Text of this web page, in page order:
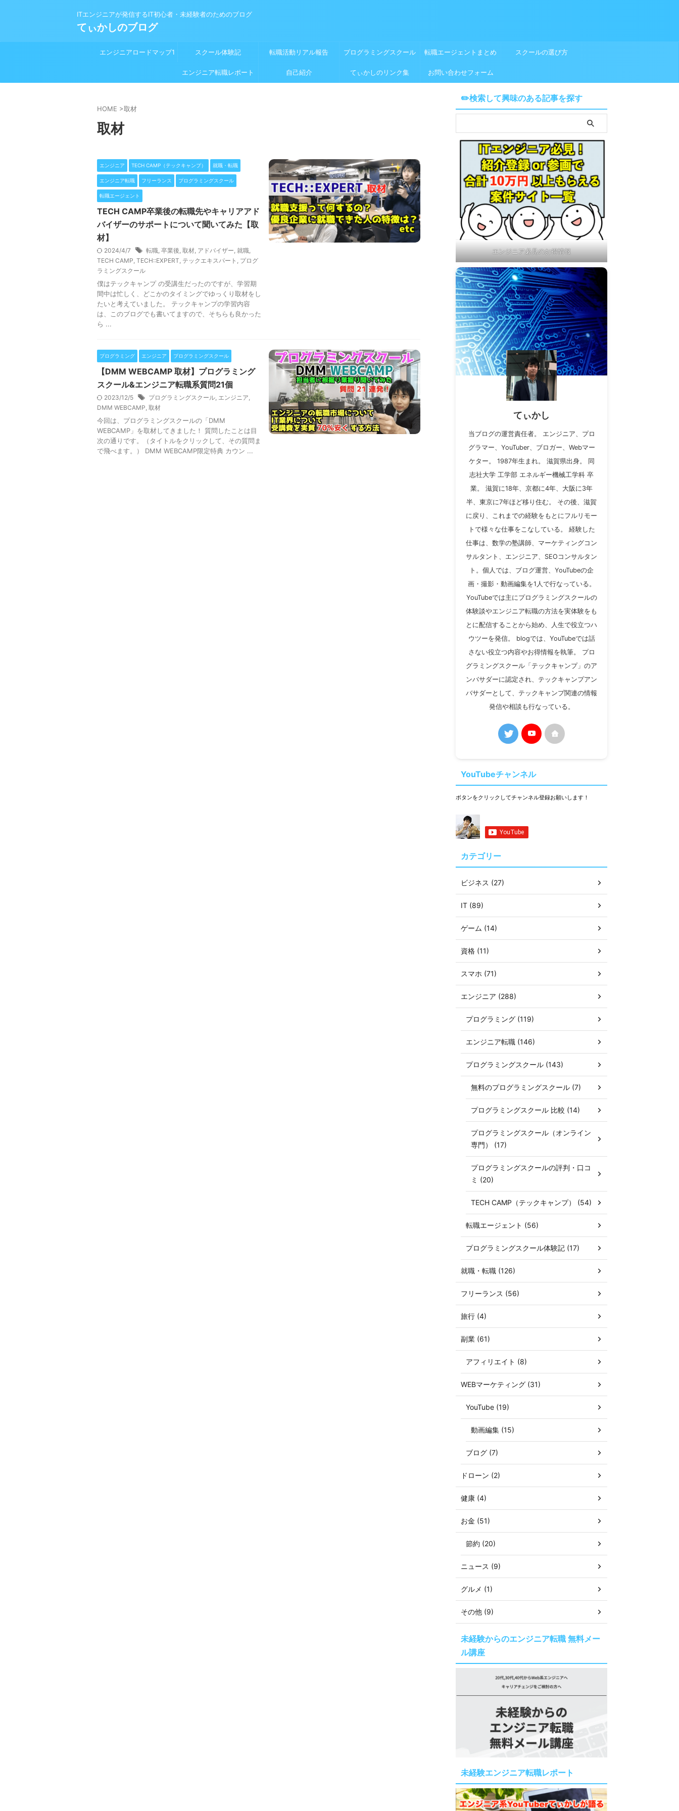
ITエンジニアが発信するIT初心者・未経験者のためのブログ
てぃかしのブログ
エンジニアロードマップ1 スクール体験記 転職活動リアル報告 プログラミングスクール 転職エージェントまとめ スクールの選び方
エンジニア転職レポート 自己紹介 てぃかしのリンク集 お問い合わせフォーム
HOME >取材
取材
エンジニア TECH CAMP（テックキャンプ） 就職・転職
エンジニア転職 フリーランス プログラミングスクール
転職エージェント
TECH CAMP卒業後の転職先やキャリアアド
バイザーのサポートについて聞いてみた【取
材】
2024/4/7 転職, 卒業後, 取材, アドバイザー, 就職,
TECH CAMP, TECH::EXPERT, テックエキスパート , プログ
ラミングスクール
僕はテックキャンプ の受講生だったのですが、学習期
間中は忙しく、どこかのタイミングでゆっくり取材をし
たいと考えていました。 テックキャンプの学習内容
は、このブログでも書いてますので、そちらも良かった
ら ...
プログラミング エンジニア プログラミングスクール
【DMM WEBCAMP 取材】プログラミング
スクール&エンジニア転職系質問21個
2023/12/5 プログラミングスクール, エンジニア,
DMM WEBCAMP, 取材
今回は、プログラミングスクールの「DMM
WEBCAMP」を取材してきました！ 質問したことは目
次の通りです。（タイトルをクリックして、その質問ま
で飛べます。） DMM WEBCAMP限定特典 カウン ...
✏️検索して興味のある記事を探す
エンジニア必見のお得情報
てぃかし
当ブログの運営責任者。 エンジニア、プロ
グラマー、YouTuber、ブロガー、Webマー
ケター。 1987年生まれ。 滋賀県出身。 同
志社大学 工学部 エネルギー機械工学科 卒
業。 滋賀に18年、京都に4年、大阪に3年
半、東京に7年ほど移り住む。 その後、滋賀
に戻り、これまでの経験をもとにフルリモー
トで様々な仕事をこなしている。 経験した
仕事は、数学の塾講師、マーケティングコン
サルタント、エンジニア、SEOコンサルタン
ト。個人では、ブログ運営、YouTubeの企
画・撮影・動画編集を1人で行なっている。
YouTubeでは主にプログラミングスクールの
体験談やエンジニア転職の方法を実体験をも
とに配信することから始め、人生で役立つハ
ウツーを発信。 blogでは、YouTubeでは話
さない役立つ内容やお得情報を執筆。 プロ
グラミングスクール「テックキャンプ」のア
ンバサダーに認定され、テックキャンプアン
バサダーとして、テックキャンプ関連の情報
発信や相談も行なっている。
YouTubeチャンネル
ボタンをクリックしてチャンネル登録お願いします！
カテゴリー
ビジネス (27)
IT (89)
ゲーム (14)
資格 (11)
スマホ (71)
エンジニア (288)
プログラミング (119)
エンジニア転職 (146)
プログラミングスクール (143)
無料のプログラミングスクール (7)
プログラミングスクール 比較 (14)
プログラミングスクール（オンライン
専門） (17)
プログラミングスクールの評判・口コ
ミ (20)
TECH CAMP（テックキャンプ） (54)
転職エージェント (56)
プログラミングスクール体験記 (17)
就職・転職 (126)
フリーランス (56)
旅行 (4)
副業 (61)
アフィリエイト (8)
WEBマーケティング (31)
YouTube (19)
動画編集 (15)
ブログ (7)
ドローン (2)
健康 (4)
お金 (51)
節約 (20)
ニュース (9)
グルメ (1)
その他 (9)
未経験からのエンジニア転職 無料メー
ル講座
未経験エンジニア転職レポート